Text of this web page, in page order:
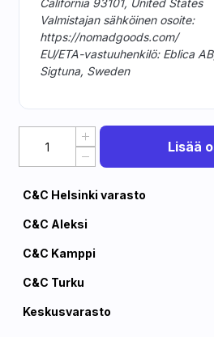
California 93101, United States
Valmistajan sähköinen osoite:
https://nomadgoods.com/
EU/ETA-vastuuhenkilö: Eblica
Sigtuna, Sweden
Lisää
C&C Helsinki varasto
C&C Aleksi
C&C Kamppi
C&C Turku
Keskusvarasto